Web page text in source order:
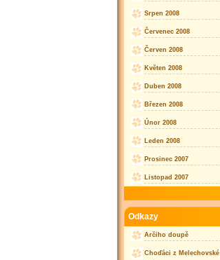
Srpen 2008
Červenec 2008
Červen 2008
Květen 2008
Duben 2008
Březen 2008
Únor 2008
Leden 2008
Prosinec 2007
Listopad 2007
Odkazy
Arčiho doupě
Choďáci z Melechovské